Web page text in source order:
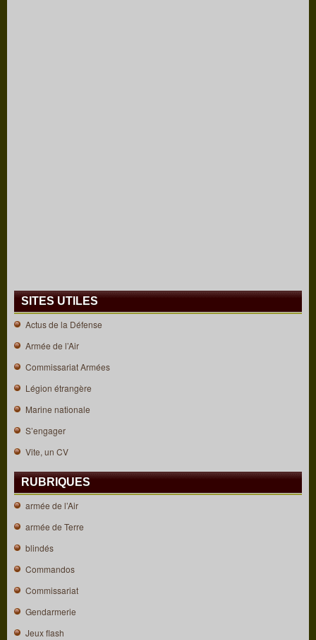
SITES UTILES
Actus de la Défense
Armée de l’Air
Commissariat Armées
Légion étrangère
Marine nationale
S’engager
Vite, un CV
RUBRIQUES
armée de l’Air
armée de Terre
blindés
Commandos
Commissariat
Gendarmerie
Jeux flash